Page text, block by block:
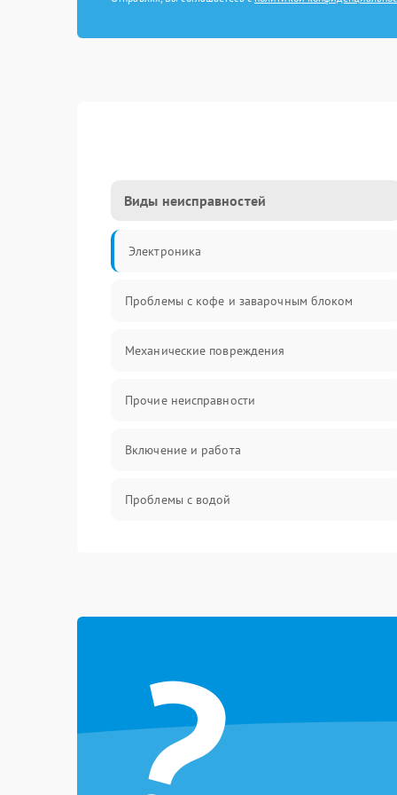
Виды неисправностей
Электроника
Проблемы с кофе и заварочным блоком
Механические повреждения
Прочие неисправности
Включение и работа
Проблемы с водой